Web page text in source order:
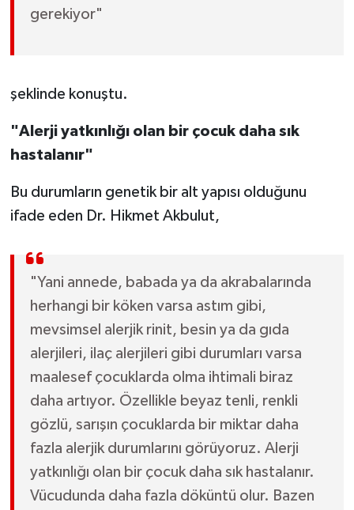
gerekiyor"
şeklinde konuştu.
"Alerji yatkınlığı olan bir çocuk daha sık
hastalanır"
Bu durumların genetik bir alt yapısı olduğunu
ifade eden Dr. Hikmet Akbulut,
"Yani annede, babada ya da akrabalarında
herhangi bir köken varsa astım gibi,
mevsimsel alerjik rinit, besin ya da gıda
alerjileri, ilaç alerjileri gibi durumları varsa
maalesef çocuklarda olma ihtimali biraz
daha artıyor. Özellikle beyaz tenli, renkli
gözlü, sarışın çocuklarda bir miktar daha
fazla alerjik durumlarını görüyoruz. Alerji
yatkınlığı olan bir çocuk daha sık hastalanır.
Vücudunda daha fazla döküntü olur. Bazen